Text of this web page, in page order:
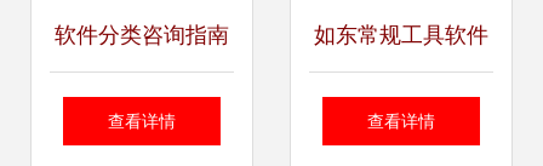
软件分类咨询指南
如何选择与评估适
查看详情
如东常规工具软件
开发咨询热线 连接
查看详情